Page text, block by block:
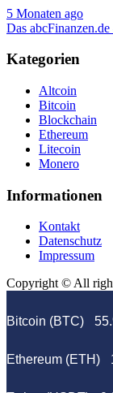
5 Monaten ago
Das abcFinanzen.de
Kategorien
Altcoin
Bitcoin
Blockchain
Ethereum
Litecoin
Monero
Informationen
Kontakt
Datenschutz
Impressum
Copyright © All
Bitcoin (BTC)
Ethereum (ETH)